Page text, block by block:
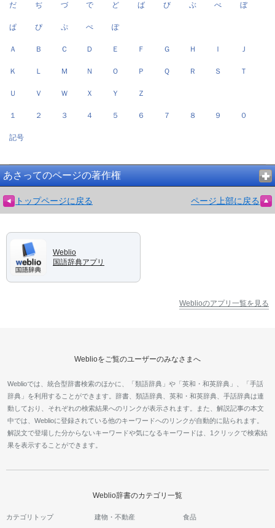
だ ぢ づ で ど ば び ぶ べ ぼ
ぱ ぴ ぷ ぺ ぽ
Ａ Ｂ Ｃ Ｄ Ｅ Ｆ Ｇ Ｈ Ｉ Ｊ
Ｋ Ｌ Ｍ Ｎ Ｏ Ｐ Ｑ Ｒ Ｓ Ｔ
Ｕ Ｖ Ｗ Ｘ Ｙ Ｚ
１ ２ ３ ４ ５ ６ ７ ８ ９ ０
記号
あさってのページの著作権
トップページに戻る ページ上部に戻る
Weblio
国語辞典アプリ
Weblioのアプリ一覧を見る
Weblioをご覧のユーザーのみなさまへ
Weblioでは、統合型辞書検索のほかに、「類語辞典」や「英和・和英辞典」、「手話
辞典」を利用することができます。辞書、類語辞典、英和・和英辞典、手話辞典は連
動しており、それぞれの検索結果へのリンクが表示されます。また、解説記事の本文
中では、Weblioに登録されている他のキーワードへのリンクが自動的に貼られます。
解説文で登場した分からないキーワードや気になるキーワードは、1クリックで検索結
果を表示することができます。
Weblio辞書のカテゴリ一覧
カテゴリトップ 建物・不動産 食品